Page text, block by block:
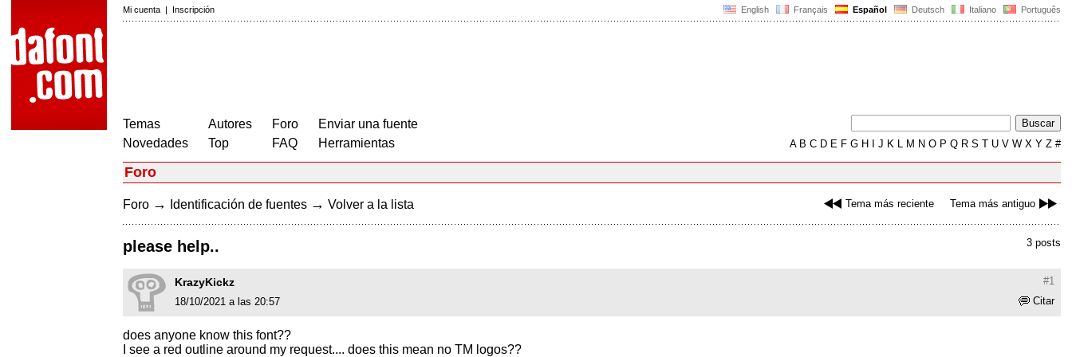
English Français Español Deutsch Italiano Português
Mi cuenta | Inscripción
Temas
Novedades
Autores
Top
Foro
FAQ
Enviar una fuente
Herramientas
AB C D E F G H J K L M N O P Q R S T U V W X Y Z #
Foro
Tema más reciente Tema más antiguo
Foro → Identificación de fuentes → Volver a la lista
3 posts
please help..
#1
KrazyKickz
Citar
18/10/2021 a las 20:57
does anyone know this font??
I see a red outline around my request.... does this mean no TM logos??